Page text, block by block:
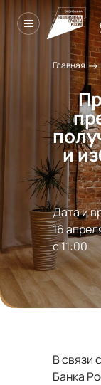
Главная→
и
Дата и
16
с 11:00
В связи
Банка